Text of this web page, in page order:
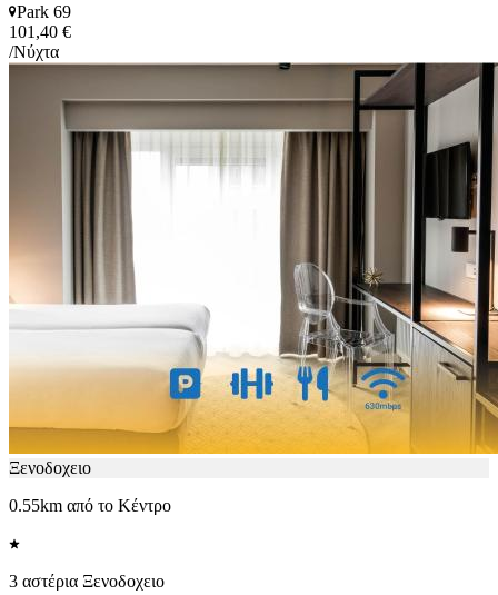
Park 69
101,40 €
/Νύχτα
Ξενοδοχειο
0.55km από το Κέντρο
3 αστέρια Ξενοδοχειο